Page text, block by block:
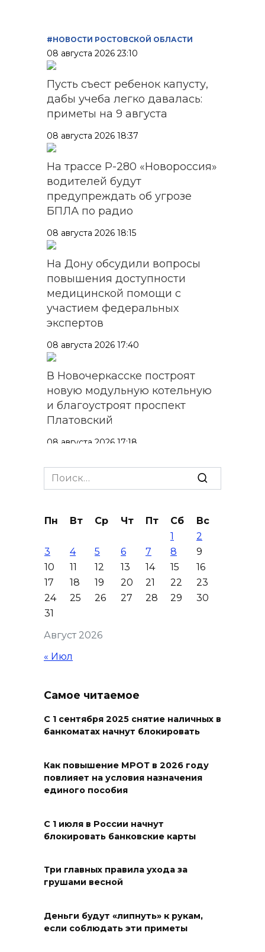
#НОВОСТИ РОСТОВСКОЙ ОБЛАСТИ
08 августа 2026 23:10
Пусть съест ребенок капусту,
дабы учеба легко давалась:
приметы на 9 августа
08 августа 2026 18:37
На трассе Р-280 «Новороссия»
водителей будут
предупреждать об угрозе
БПЛА по радио
08 августа 2026 18:15
На Дону обсудили вопросы
повышения доступности
медицинской помощи с
участием федеральных
экспертов
08 августа 2026 17:40
В Новочеркасске построят
новую модульную котельную
и благоустроят проспект
Платовский
08 августа 2026 17:18
Это стало нашей традицией:
ростовчане установили
бездомных животных
Журналисты «ДОН 24» вышли
на субботник в парке
Островского
Сносить нельзя, сохранять
Рувинского от запустения
08 августа 2026 14:04
поджег газ в квартире
бывшей жены, эвакуированы
7 человек
с Днем физкультурника
Ростовчане оказались среди
Search
for:
Август 2026
Пн Вт Ср Чт Пт Сб
Вс
1
2
3
4 5 6 7 8
9
10
11 12 13 14 15
16
17
18 19 20 21 22
23
24
25 26 27 28 29
30
31
« Июл
Самое читаемое
С 1 сентября 2025 снятие наличных в
банкоматах начнут блокировать
Как повышение МРОТ в 2026 году
повлияет на условия назначения
единого пособия
С 1 июля в России начнут
блокировать банковские карты
Три главных правила ухода за
грушами весной
Деньги будут «липнуть» к рукам,
если соблюдать эти приметы